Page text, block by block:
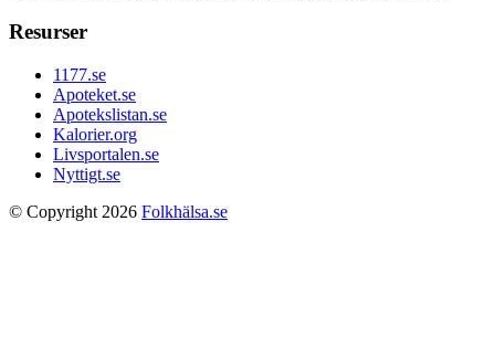
Resurser
1177.se
Apoteket.se
Apotekslistan.se
Kalorier.org
Livsportalen.se
Nyttigt.se
© Copyright 2026 Folkhälsa.se